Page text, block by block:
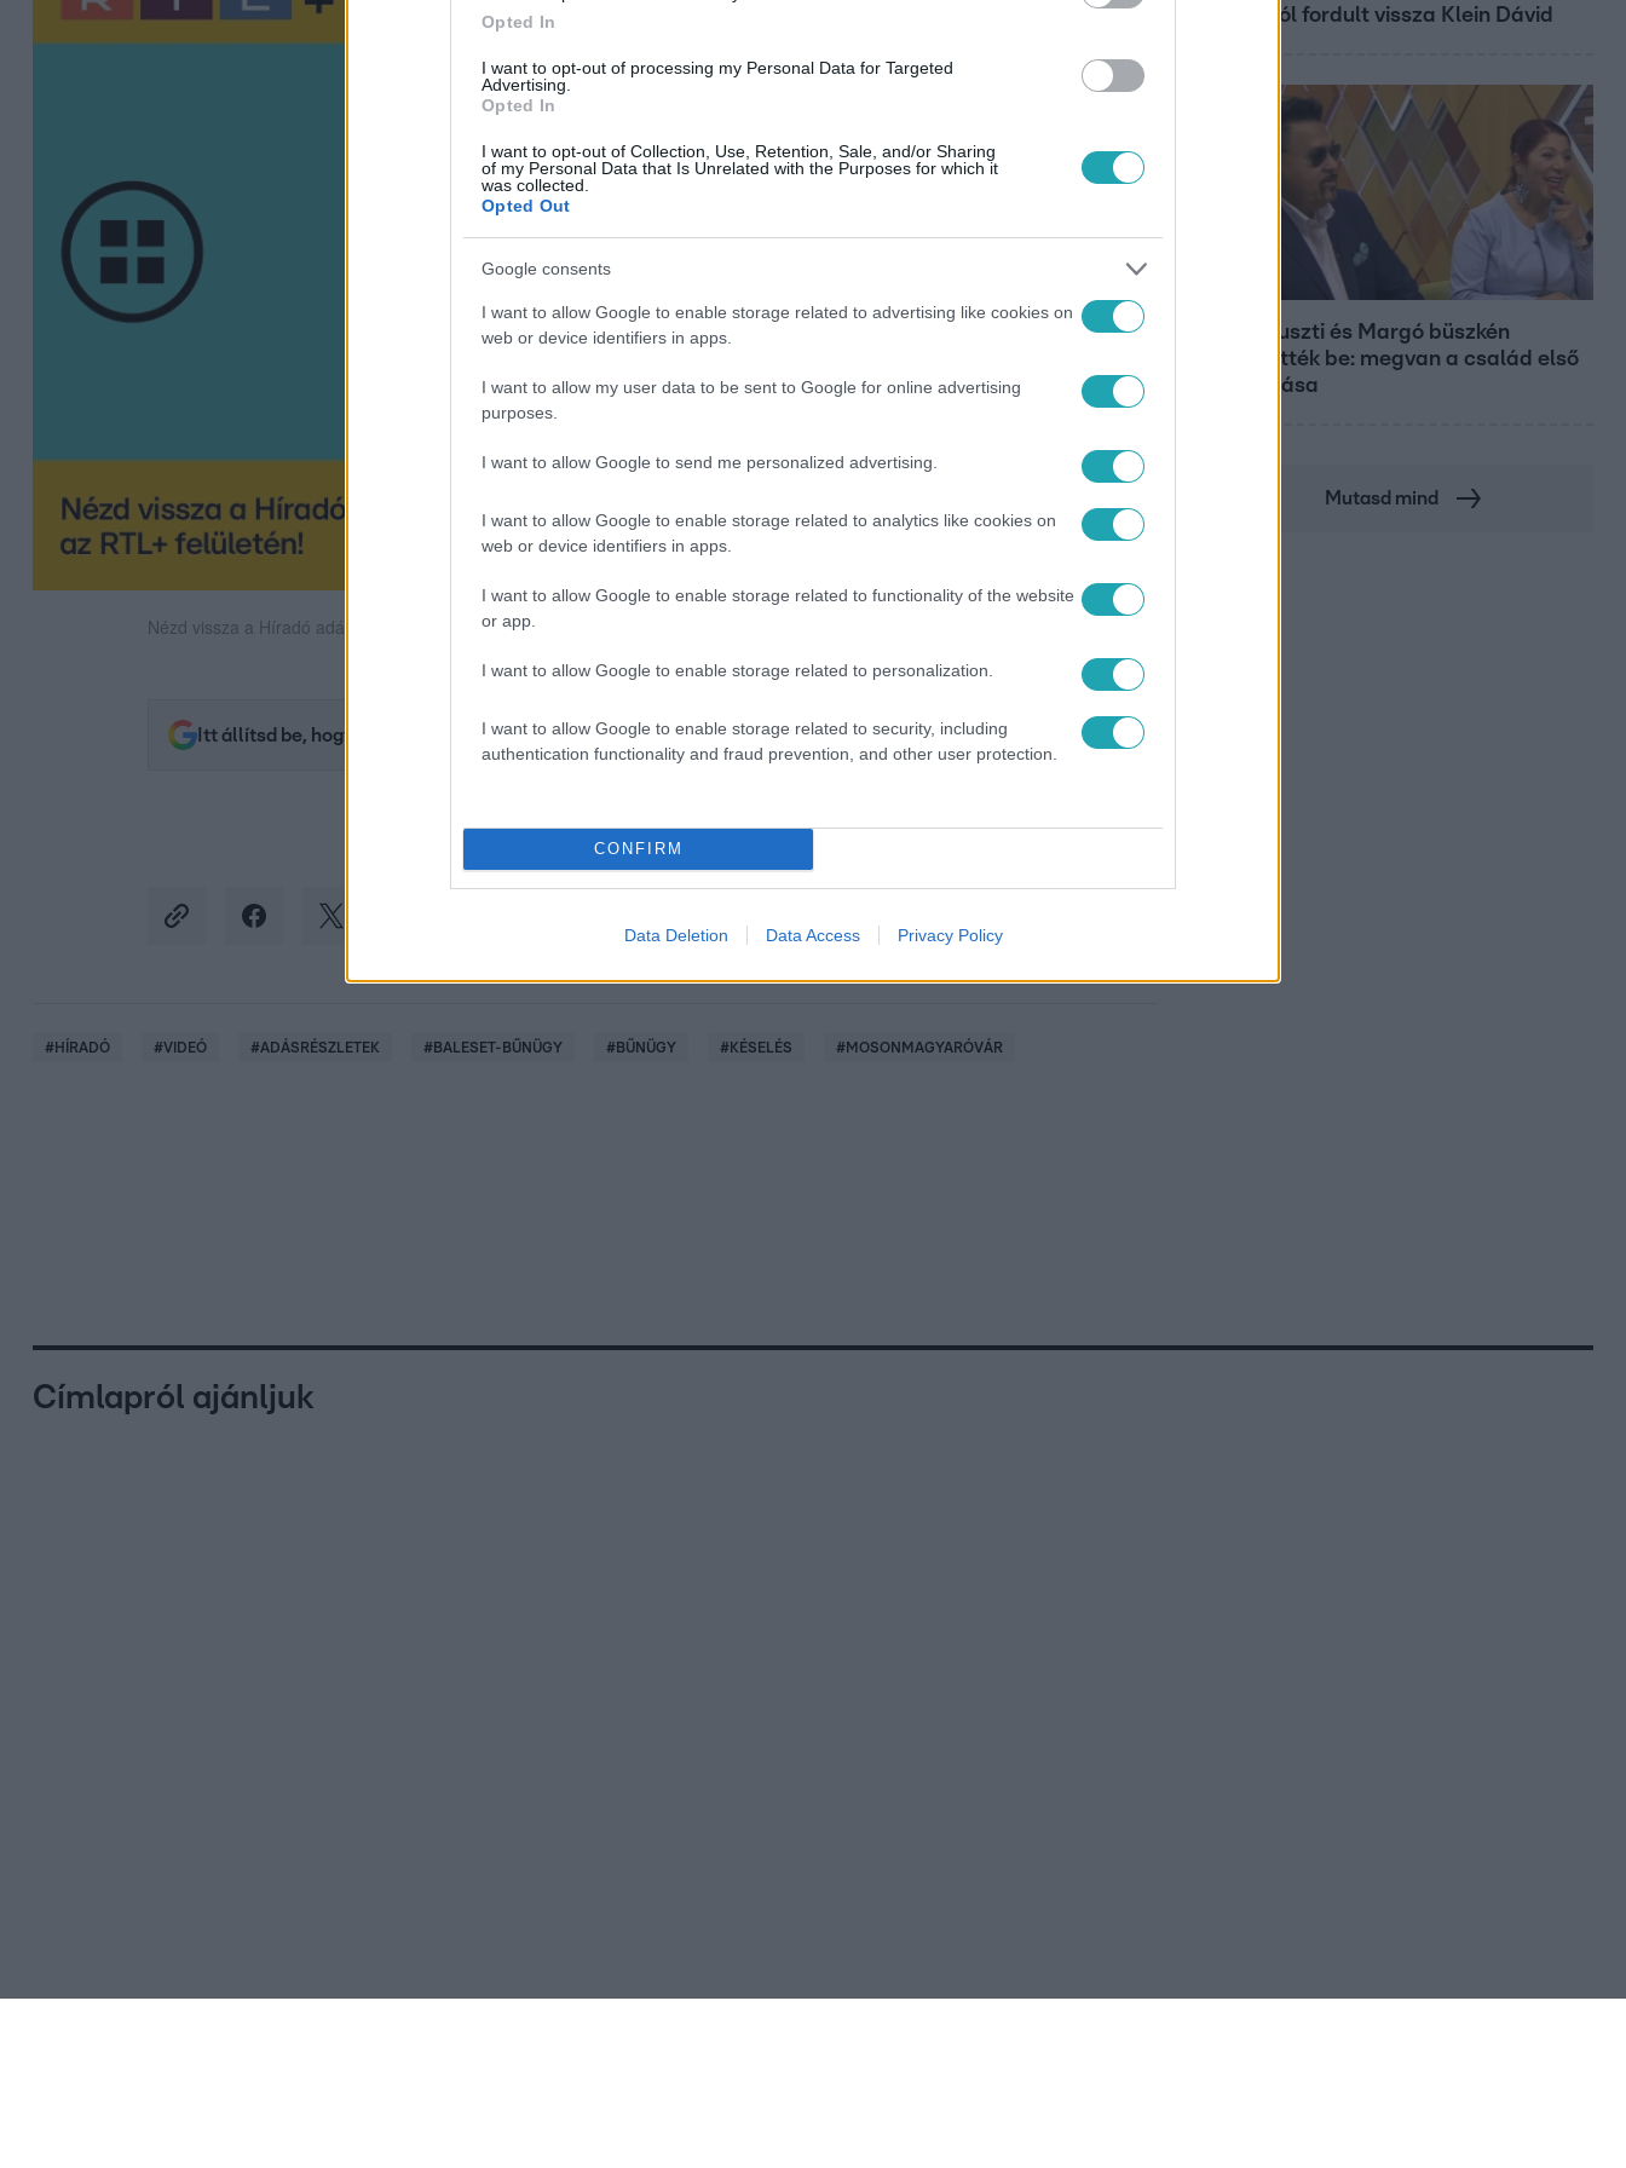
Opted In
I want to opt-out of processing my Personal Data for Targeted
Advertising.
Opted In
I want to opt-out of Collection, Use, Retention, Sale, and/or Sharing
of my Personal Data that Is Unrelated with the Purposes for which it
was collected.
Opted Out
Google consents
I want to allow Google to enable storage related to advertising like cookies on
web or device identifiers in apps.
I want to allow my user data to be sent to Google for online advertising
purposes.
I want to allow Google to send me personalized advertising.
I want to allow Google to enable storage related to analytics like cookies on
web or device identifiers in apps.
I want to allow Google to enable storage related to functionality of the website
or app.
I want to allow Google to enable storage related to personalization.
I want to allow Google to enable storage related to security, including
authentication functionality and fraud prevention, and other user protection.
CONFIRM
Data Deletion Data Access Privacy Policy
Nézd vissza a Híradó adásait az RTL+ felületén!
Itt állítsd be, hogy az RTL.hu az elsők között legyen a Google-találatokban!
#HÍRADÓ #VIDEÓ #ADÁSRÉSZLETEK #BALESET-BŰNÜGY #BŰNÜGY #KÉSELÉS #MOSONMAGYARÓVÁR
csúcstól fordult vissza Klein Dávid
Bódi Guszti és Margó büszkén
jelentették be: megvan a család első
diplomása
Mutasd mind
Címlapról ajánljuk